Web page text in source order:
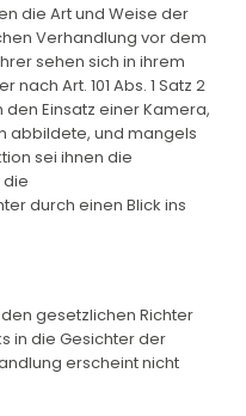
die Art und Weise der
Verhandlung vor dem
sehen sich in ihrem
Art. 101 Abs. 1 Satz 2
Einsatz einer Kamera,
abbildete, und mangels
sei ihnen die
durch einen Blick ins
gesetzlichen Richter
in die Gesichter der
erscheint nicht